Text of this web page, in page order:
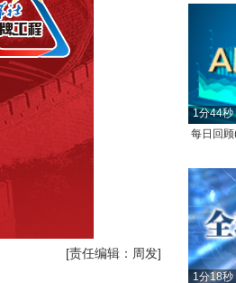
[责任编辑：周发]
1分44秒
每日回
1分18秒